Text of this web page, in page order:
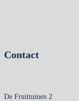
Contact
De Fruittuinen 2